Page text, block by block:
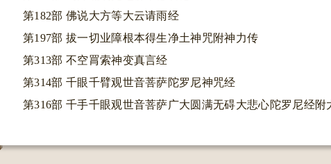
第182部 佛说大方等大云请雨经
第197部 拔一切业障根本得生净土神咒附神力传
第313部 不空罥索神变真言经
第314部 千眼千臂观世音菩萨陀罗尼神咒经
第316部 千手千眼观世音菩萨广大圆满无碍大悲心陀罗尼经附